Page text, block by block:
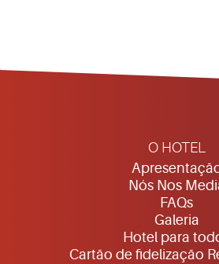
O HOTEL
Nós Nos
FAQs
Galeria
Hotel para
Cartão de fidelização